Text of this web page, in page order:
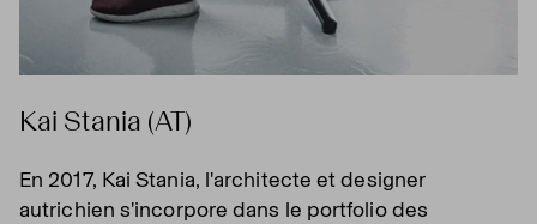
Kai Stania (AT)
En 2017, Kai Stania, l'architecte et designer
autrichien s'incorpore dans le portfolio des